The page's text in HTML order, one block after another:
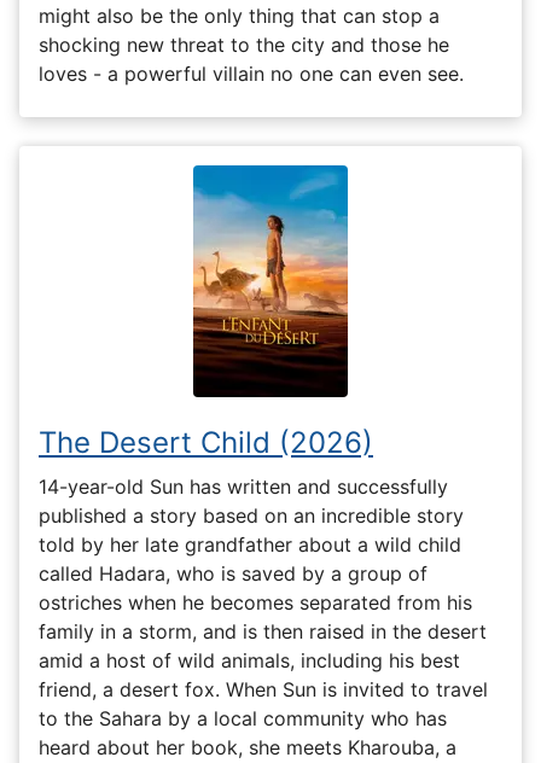
might also be the only thing that can stop a
shocking new threat to the city and those he
loves - a powerful villain no one can even see.
The Desert Child (2026)
14-year-old Sun has written and successfully
published a story based on an incredible story
told by her late grandfather about a wild child
called Hadara, who is saved by a group of
ostriches when he becomes separated from his
family in a storm, and is then raised in the desert
amid a host of wild animals, including his best
friend, a desert fox. When Sun is invited to travel
to the Sahara by a local community who has
heard about her book, she meets Kharouba, a